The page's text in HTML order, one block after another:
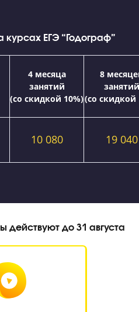
по документам для приемной